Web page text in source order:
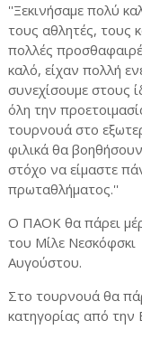
''Ξεκινήσαμε πολύ
τους αθλητές, τους
πολλές
καλό, είχαν πολλή
συνεχίσουμε στους
όλη την
τουρνουά στο
φιλικά θα
στόχο να είμαστε
πρωταθλήματος.''
Ο ΠΑΟΚ θα πάρει
του Μίλε
Αυγούστου.
Στο τουρνουά θα
κατηγορίας από την